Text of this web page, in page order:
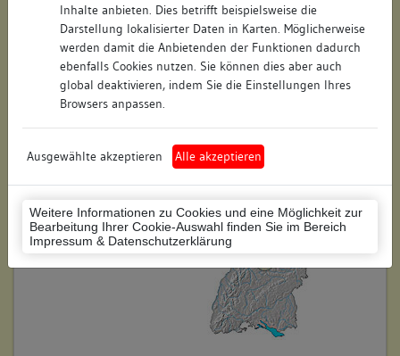
Inhalte anbieten. Dies betrifft beispielsweise die
Darstellung lokalisierter Daten in Karten. Möglicherweise
werden damit die Anbietenden der Funktionen dadurch
ebenfalls Cookies nutzen. Sie können dies aber auch
global deaktivieren, indem Sie die Einstellungen Ihres
Browsers anpassen.
Ausgewählte akzeptieren Alle akzeptieren
Weitere Informationen zu Cookies und eine Möglichkeit zur
Bearbeitung Ihrer Cookie-Auswahl finden Sie im Bereich
Impressum & Datenschutzerklärung
Regierungsbezirk: Stuttgart
Ludwigsburg (Landkreis)
Wohnplatzschlüssel: 8118007001
Flurstücknummer: keine
Historischer Straßenname: keiner
keine
Lage des Wohnplatzes: